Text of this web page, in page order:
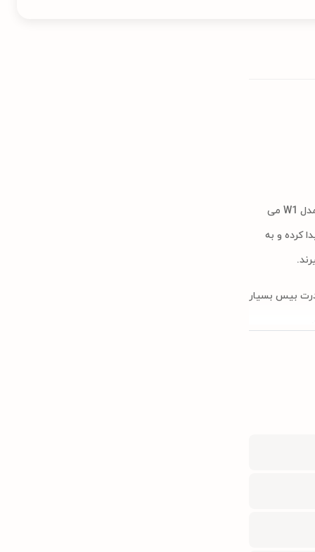
هندزفری بلوتوثی هایلو مدل X1 pro همان هندرزفری ای است که اگر خاص پسند باشید به درد شما میخورد! خیلی از افراد این مدل را نسخه پیشرفته مدل W1 می
کرده و به
بیس بسیار
این